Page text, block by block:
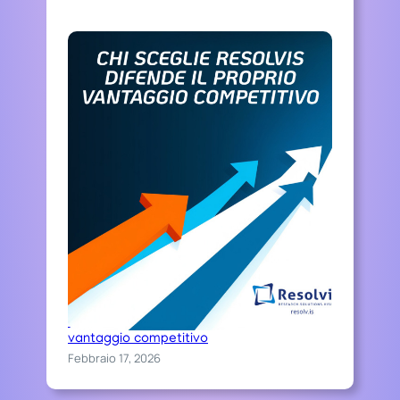
Chi sceglie Resolvis difende il proprio
vantaggio competitivo
Febbraio 17, 2026